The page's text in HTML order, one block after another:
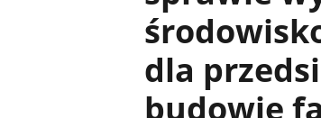
dla
budowie